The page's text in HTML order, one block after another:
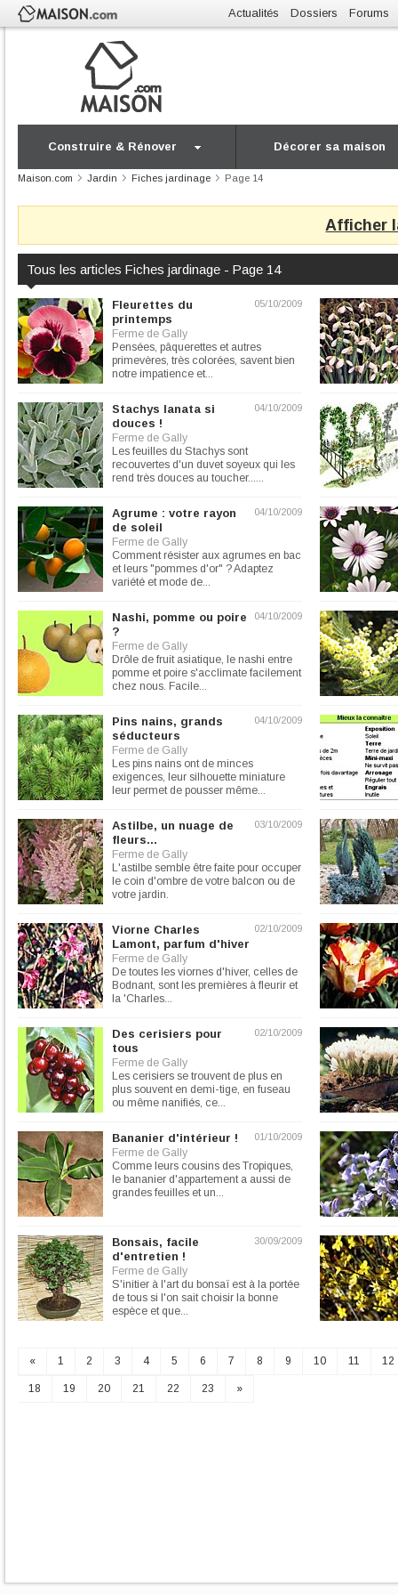
Actualités Dossiers Forums
Construire & Rénover Décorer sa maison
Maison.com Jardin Fiches jardinage Page 14
Afficher
Tous les articles Fiches jardinage - Page 14
05/10/2009
Fleurettes du
printemps
Ferme de Gally
Pensées, pâquerettes et autres
primevères, très colorées, savent bien
notre impatience et...
04/10/2009
Stachys lanata si
douces !
Ferme de Gally
Les feuilles du Stachys sont
recouvertes d'un duvet soyeux qui les
rend très douces au toucher......
04/10/2009
Agrume : votre rayon
de soleil
Ferme de Gally
Comment résister aux agrumes en bac
et leurs "pommes d'or" ? Adaptez
variété et mode de...
04/10/2009
Nashi, pomme ou poire
?
Ferme de Gally
Drôle de fruit asiatique, le nashi entre
pomme et poire s'acclimate facilement
chez nous. Facile...
04/10/2009
Pins nains, grands
séducteurs
Ferme de Gally
Les pins nains ont de minces
exigences, leur silhouette miniature
leur permet de pousser même...
03/10/2009
Astilbe, un nuage de
fleurs...
Ferme de Gally
L'astilbe semble être faite pour occuper
le coin d'ombre de votre balcon ou de
votre jardin.
02/10/2009
Viorne Charles
Lamont, parfum d'hiver
Ferme de Gally
De toutes les viornes d'hiver, celles de
Bodnant, sont les premières à fleurir et
la 'Charles...
02/10/2009
Des cerisiers pour
tous
Ferme de Gally
Les cerisiers se trouvent de plus en
plus souvent en demi-tige, en fuseau
ou même nanifiés, ce...
01/10/2009
Bananier d'intérieur !
Ferme de Gally
Comme leurs cousins des Tropiques,
le bananier d'appartement a aussi de
grandes feuilles et un...
30/09/2009
Bonsais, facile
d'entretien !
Ferme de Gally
S'initier à l'art du bonsaï est à la portée
de tous si l'on sait choisir la bonne
espèce et que...
« 1 2 3 4 5 6 7 8 9 10 11 12
18 19 20 21 22 23 »